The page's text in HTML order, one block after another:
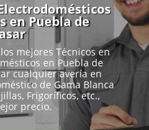
en Puebla de
mejores Técnicos en
en Puebla de
cualquier avería en
de Gama Blanca
Frigoríficos, etc.,
precio.